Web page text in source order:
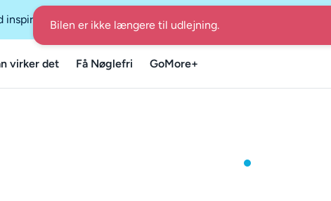
inspiration i GoMore Guiden til lokale sommerudflugter i Danmark
virker det Få Nøglefri GoMore+
Bilen er ikke længere til udlejning.